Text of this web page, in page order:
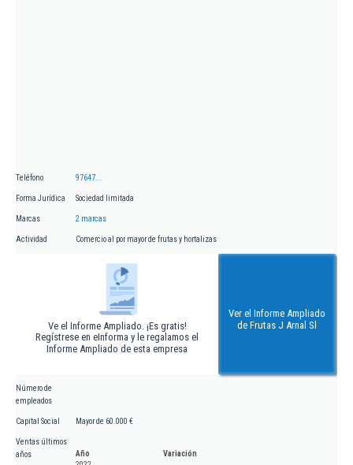
Teléfono 97647...
Forma Jurídica Sociedad limitada
Marcas 2 marcas
Actividad Comercio al por mayor de frutas y hortalizas
Ve el Informe Ampliado. ¡Es gratis!
Regístrese en eInforma y le regalamos el
Informe Ampliado de esta empresa
Ver el Informe Ampliado
de Frutas J Arnal Sl
Número de
empleados
Capital Social Mayor de 60.000 €
Ventas últimos
años
Año
Variación